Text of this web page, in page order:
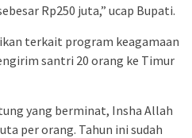
Rp250 juta,” ucap Bupati.
terkait program keagamaan
santri 20 orang ke Timur
yang berminat, Insha Allah
per orang. Tahun ini sudah